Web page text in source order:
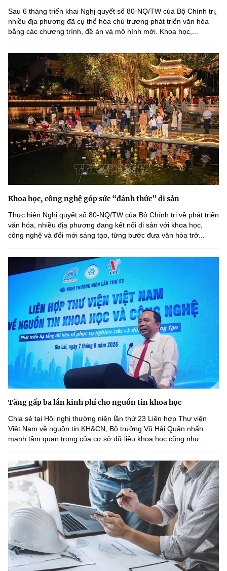
Sau 6 tháng triển khai Nghị quyết số 80-NQ/TW của Bộ Chính trị,
nhiều địa phương đã cụ thể hóa chủ trương phát triển văn hóa
bằng các chương trình, đề án và mô hình mới. Khoa học,...
Khoa học, công nghệ góp sức “đánh thức” di sản
Thực hiện Nghị quyết số 80-NQ/TW của Bộ Chính trị về phát triển
văn hóa, nhiều địa phương đang kết nối di sản với khoa học,
công nghệ và đổi mới sáng tạo, từng bước đưa văn hóa trở...
Tăng gấp ba lần kinh phí cho nguồn tin khoa học
Chia sẻ tại Hội nghị thường niên lần thứ 23 Liên hợp Thư viện
Việt Nam về nguồn tin KH&CN, Bộ trưởng Vũ Hải Quân nhấn
mạnh tầm quan trọng của cơ sở dữ liệu khoa học cũng như...